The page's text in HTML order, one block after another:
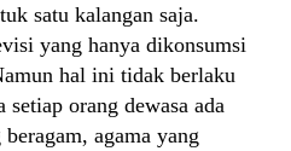
satu kalangan saja.
yang hanya dikonsumsi
hal ini tidak berlaku
setiap orang dewasa ada
agama yang